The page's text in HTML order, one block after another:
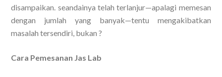
disampaikan. seandainya telah terlanjur—apalagi memesan
dengan jumlah yang banyak—tentu mengakibatkan
masalah tersendiri, bukan ?
Cara Pemesanan Jas Lab